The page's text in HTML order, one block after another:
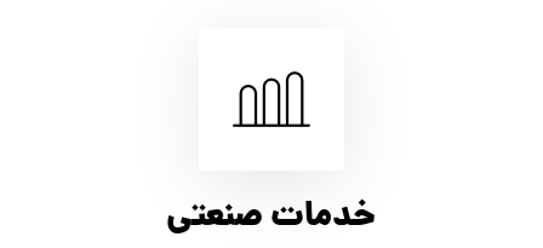
خدمات صنعتی